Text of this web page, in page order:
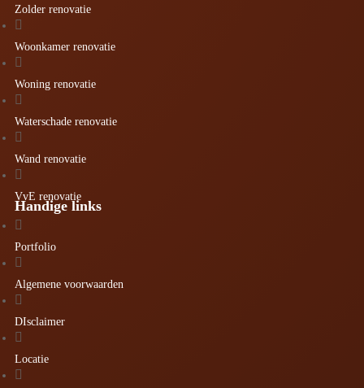
Zolder renovatie

Woonkamer renovatie

Woning renovatie

Waterschade renovatie

Wand renovatie

VvE renovatie
Handige links

Portfolio

Algemene voorwaarden

DIsclaimer

Locatie
